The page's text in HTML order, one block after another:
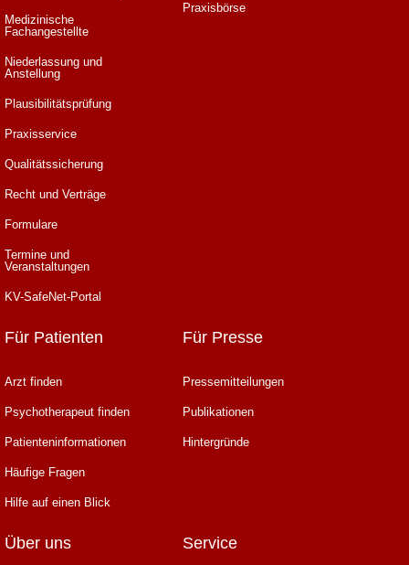
Medizinische
Fachangestellte
Niederlassung und
Anstellung
Plausibilitätsprüfung
Praxisservice
Qualitätssicherung
Recht und Verträge
Formulare
Termine und
Veranstaltungen
KV-SafeNet-Portal
Praxisbörse
Für Patienten
Arzt finden
Psychotherapeut finden
Patienteninformationen
Häufige Fragen
Hilfe auf einen Blick
Für Presse
Pressemitteilungen
Publikationen
Hintergründe
Über uns Service